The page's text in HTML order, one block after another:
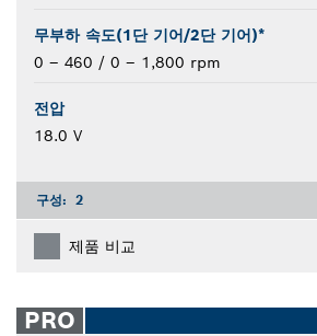
무부하 속도(1단 기어/2단 기어)*
0 – 460 / 0 – 1,800 rpm
전압
18.0 V
구성: 2
제품 비교
PRO